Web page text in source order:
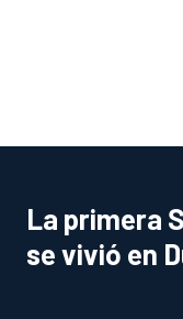
La primera
se vivió en